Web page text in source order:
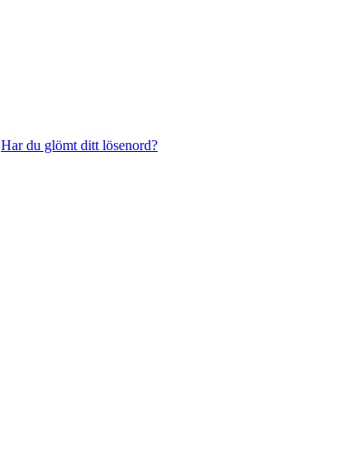
Har du glömt ditt lösenord?